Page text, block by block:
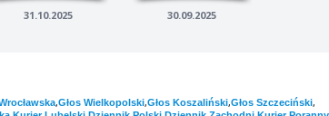
31.10.2025 30.09.2025
,Głos Wielkopolski,Głos Koszaliński,Głos Szczeciński,